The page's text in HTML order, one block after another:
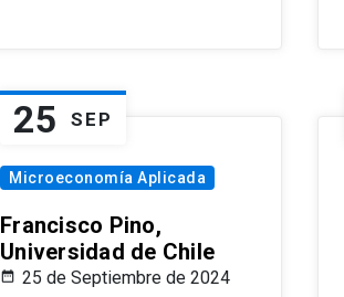
25 SEP
Microeconomía Aplicada
Francisco Pino,
Universidad de Chile
25 de Septiembre de 2024